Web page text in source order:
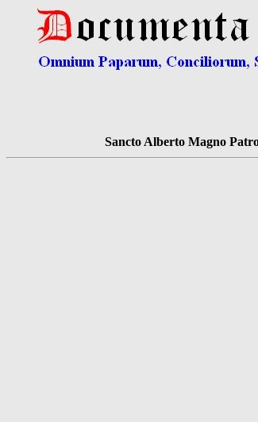
Sancto Alberto Magno